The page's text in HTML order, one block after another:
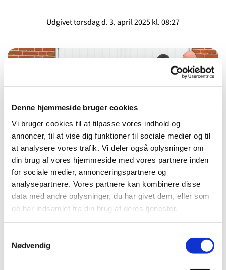
Denne hjemmeside bruger cookies
Vi bruger cookies til at tilpasse vores indhold og
annoncer, til at vise dig funktioner til sociale medier og til
at analysere vores trafik. Vi deler også oplysninger om
din brug af vores hjemmeside med vores partnere inden
for sociale medier, annonceringspartnere og
analysepartnere. Vores partnere kan kombinere disse
data med andre oplysninger, du har givet dem, eller som
de har indsamlet fra din brug af deres tjenester.
Nødvendig
Udgivet torsdag d. 3. april 2025 kl. 08:27
Referat af menighedsrådsmøde i Øster Hurup
sogn d. 26.2.2025
Her kan du læse referatet fra menighedsrådsmøde i Øster
Hurup sogn d. 26.2.2025. Åbn referatet ved at klikke
pålinket